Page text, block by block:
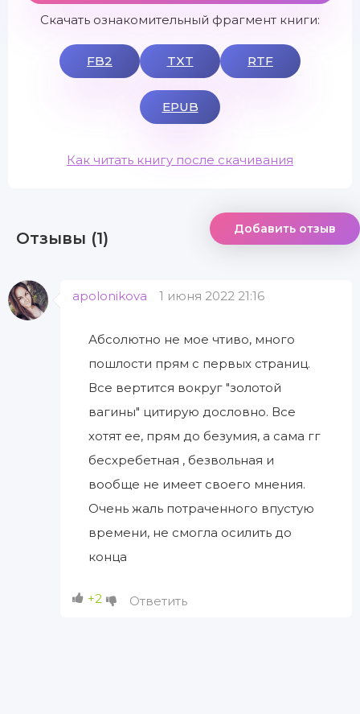
Скачать ознакомительный фрагмент книги:
FB2 TXT RTF
EPUB
Как читать книгу после скачивания
Отзывы (1) Добавить отзыв
apolonikova 1 июня 2022 21:16
Абсолютно не мое чтиво, много
пошлости прям с первых страниц.
Все вертится вокруг "золотой
вагины" цитирую дословно. Все
хотят ее, прям до безумия, а сама гг
бесхребетная , безвольная и
вообще не имеет своего мнения.
Очень жаль потраченного впустую
времени, не смогла осилить до
конца
+2 Ответить